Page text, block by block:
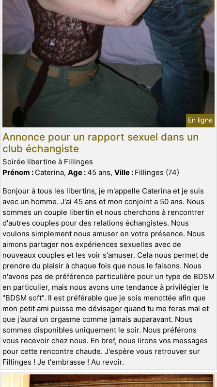
En ligne
Annonce pour un rapport sexuel dans un
club échangiste
Soirée libertine à Fillinges
Prénom : Caterina, Age :45 ans, Ville : Fillinges (74)
Bonjour à tous les libertins, je m'appelle Caterina et je suis
avec un homme. J'ai 45 ans et mon conjoint a 50 ans. Nous
sommes un couple libertin et nous cherchons à rencontrer
d'autres couples pour des relations échangistes. Nous
voulons simplement nous amuser en votre présence. Nous
aimons partager nos expériences sexuelles avec de
nouveaux couples et les voir s'amuser. Cela nous permet de
prendre du plaisir à chaque fois que nous le faisons. Nous
n'avons pas de préférence particulière pour un type de BDSM
en particulier, mais nous avons une tendance à privilégier le
"BDSM soft". Il est préférable que je sois menottée afin que
mon petit ami puisse me dévisager quand tu me feras mal et
que j'aurai un orgasme comme jamais auparavant. Nous
sommes disponibles uniquement le soir. Nous préférons
vous recevoir chez nous. En bref, nous lirons vos messages
pour cette rencontre chaude. J'espère vous retrouver sur
Fillinges ! Je t'embrasse ! Au revoir.